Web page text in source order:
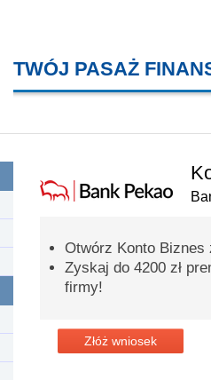
TWÓJ PASAŻ
Otwórz Konto Biznes
Zyskaj do 4200 zł
firmy!
Złóż wniosek